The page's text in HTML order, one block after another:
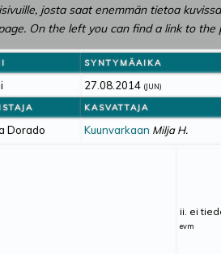
josta saat enemmän tietoa
On the left you can find a link to
SYNTYMÄAIKA
27.08.2014 (JUN)
KASVATTAJA
Dorado Kuunvarkaan Milja H.
ii. ei
evm